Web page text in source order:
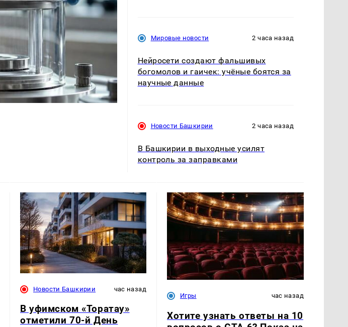
Мировые новости 2 часа назад
Нейросети создают фальшивых
богомолов и гаичек: учёные боятся за
научные данные
Новости Башкирии 2 часа назад
В Башкирии в выходные усилят
контроль за заправками
Новости Башкирии час назад
В уфимском «Торатау»
отметили 70-й День
Игры час назад
Хотите узнать ответы на 10